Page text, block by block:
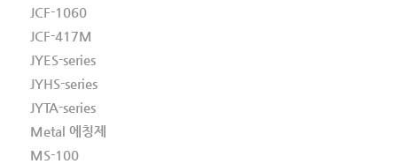
JCF-1060
JCF-417M
JYES-series
JYHS-series
JYTA-series
Metal 에칭제
MS-100